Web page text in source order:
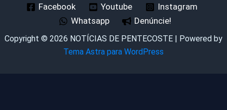
Facebook Youtube
Instagram
Whatsapp
Denúncie!
Copyright © 2026 NOTÍCIAS DE PENTECOSTE | Powered by
Tema Astra para WordPress